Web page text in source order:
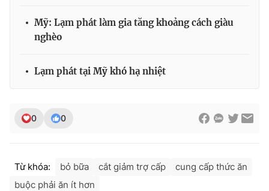
Mỹ: Lạm phát làm gia tăng khoảng cách giàu
nghèo
Lạm phát tại Mỹ khó hạ nhiệt
0 0
Từ khóa: bỏ bữa cắt giảm trợ cấp
cung cấp thức ăn
buộc phải ăn ít hơn